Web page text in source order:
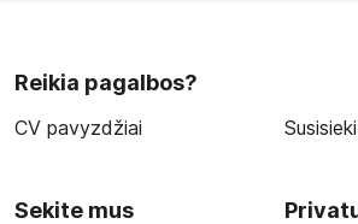
Reikia pagalbos?
CV pavyzdžiai
Sekite mus